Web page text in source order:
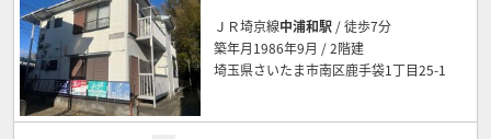
ＪＲ埼京線中浦和駅 / 徒歩7分
築年月1986年9月 / 2階建
埼玉県さいたま市南区鹿手袋1丁目25-1